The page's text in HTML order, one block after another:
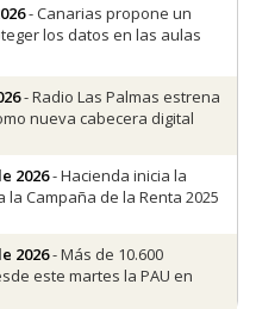
- Canarias propone un
los datos en las aulas
- Radio Las Palmas estrena
nueva cabecera digital
2026- Hacienda inicia la
Campaña de la Renta 2025
2026- Más de 10.600
este martes la PAU en